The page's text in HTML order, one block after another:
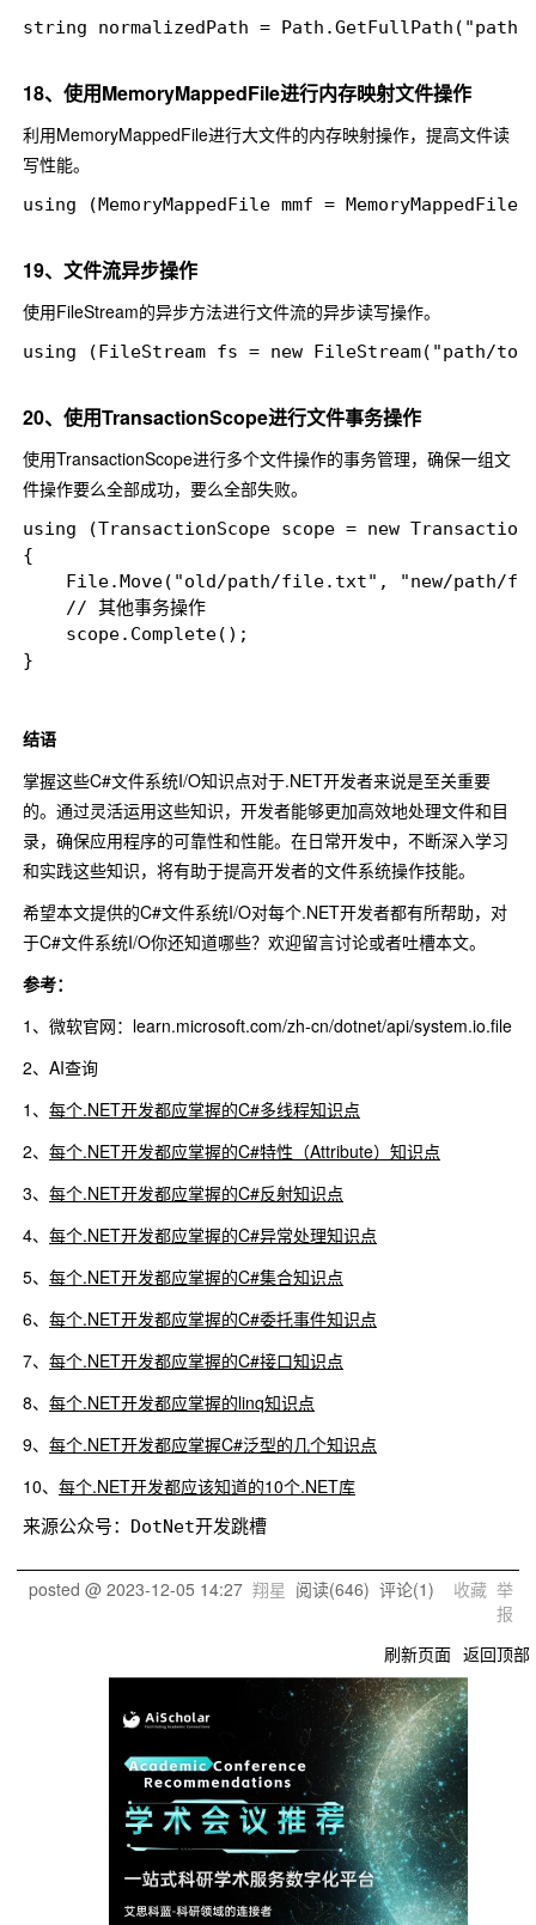
string normalizedPath =
18、使用MemoryMappedFile进行内存映射文件操作
利用MemoryMappedFile进行大文件的内存映射操作，提高文件读
写性能。
using (MemoryMappedFile mmf =
19、文件流异步操作
使用FileStream的异步方法进行文件流的异步读写操作。
using (FileStream fs = new FileStream("path/
20、使用TransactionScope进行文件事务操作
使用TransactionScope进行多个文件操作的事务管理，确保一组文
件操作要么全部成功，要么全部失败。
using (TransactionScope scope = new
{
File.Move("old/path/file.txt", "new/path/
    // 其他事务操作
    scope.Complete();
结语
掌握这些C#文件系统I/O知识点对于.NET开发者来说是至关重要
的。通过灵活运用这些知识，开发者能够更加高效地处理文件和目
录，确保应用程序的可靠性和性能。在日常开发中，不断深入学习
和实践这些知识，将有助于提高开发者的文件系统操作技能。
希望本文提供的C#文件系统I/O对每个.NET开发者都有所帮助，对
于C#文件系统I/O你还知道哪些？欢迎留言讨论或者吐槽本文。
参考：
1、微软官网：learn.microsoft.com/zh-cn/dotnet/api/system.io.file
2、AI查询
1、 每个.NET开发都应掌握的C#多线程知识点
2、 每个.NET开发都应掌握的C#特性（Attribute）知识点
3、 每个.NET开发都应掌握的C#反射知识点
4、 每个.NET开发都应掌握的C#异常处理知识点
5、 每个.NET开发都应掌握的C#集合知识点
6、 每个.NET开发都应掌握的C#委托事件知识点
7、 每个.NET开发都应掌握的C#接口知识点
8、 每个.NET开发都应掌握的linq知识点
9、 每个.NET开发都应掌握C#泛型的几个知识点
10、 每个.NET开发都应该知道的10个.NET库
posted @ 2023-12-05 14:27 翔星 阅读(646) 评论(1) 收藏 举
报
刷新页面 返回顶部